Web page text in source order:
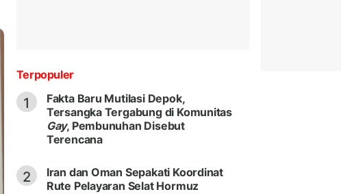
Terpopuler
1
Fakta Baru Mutilasi Depok,
Tersangka Tergabung di Komunitas
Gay, Pembunuhan Disebut
Terencana
2
Iran dan Oman Sepakati Koordinat
Rute Pelayaran Selat Hormuz